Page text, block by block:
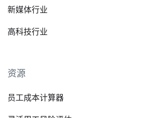
新媒体行业
高科技行业
资源
员工成本计算器